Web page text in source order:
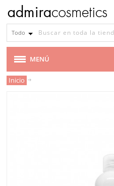
Todo
MENÚ
MARCAS
Inicio